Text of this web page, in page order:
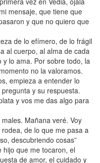
mensaje, que tiene que
y que no quiero que
de lo efímero, de lo frágil
al cuerpo, al alma de cada
lo ama. Por sobre todo, la
no la valoramos.
empieza a entender lo
y su respuesta.
y vos me das algo para
Mañana veré. Voy
de lo que me pasa a
descubriendo cosas”
hijo que me tocaron, el
de amor, el cuidado y